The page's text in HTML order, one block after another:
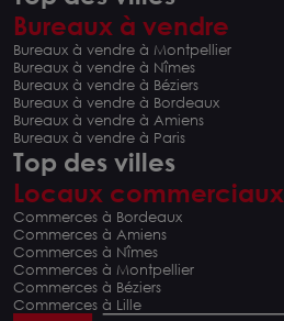
Bureaux à vendre
Bureaux à vendre à Montpellier
Bureaux à vendre à Nîmes
Bureaux à vendre à Béziers
Bureaux à vendre à Bordeaux
Bureaux à vendre à Amiens
Bureaux à vendre à Paris
Top des villes
Locaux commerciaux
Commerces à Bordeaux
Commerces à Amiens
Commerces à Nîmes
Commerces à Montpellier
Commerces à Béziers
Commerces à Lille